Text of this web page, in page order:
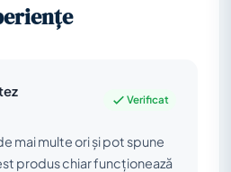
Verificat
mai multe ori și pot spune
produs chiar funcționează